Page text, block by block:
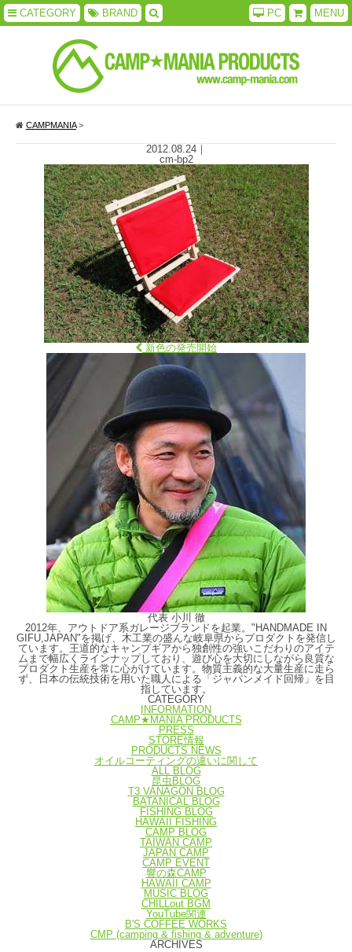
CATEGORY BRAND MENU
PC
CAMPMANIA>
2012.08.24｜
cm-bp2
新色の発売開始
代表 小川 徹
2012年、アウトドア系ガレージブランドを起業。"HANDMADE IN
GIFU,JAPAN"を掲げ、木工業の盛んな岐阜県からプロダクトを発信し
ています。王道的なキャンプギアから独創性の強いこだわりのアイテ
ムまで幅広くラインナップしており、遊び心を大切にしながら良質な
プロダクト生産を常に心がけています。物質主義的な大量生産に走ら
ず、日本の伝統技術を用いた職人による「ジャパンメイド回帰」を目
指しています。
CATEGORY
INFORMATION
CAMP★MANIA PRODUCTS
PRESS
STORE情報
PRODUCTS NEWS
オイルコーティングの違いに関して
ALL BLOG
昆虫BLOG
T3 VANAGON BLOG
BATANICAL BLOG
FISHING BLOG
HAWAII FISHING
CAMP BLOG
TAIWAN CAMP
JAPAN CAMP
CAMP EVENT
響の森CAMP
HAWAII CAMP
MUSIC BLOG
CHILLout BGM
YouTube関連
B'S COFFEE WORKS
CMP (camping & fishing & adventure)
ARCHIVES